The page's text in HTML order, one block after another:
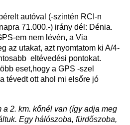
autóval (-szintén RCI-n
71.000.-) irány dél: Dénia.
em nem lévén, a Via
az utakat, azt nyomtatom ki A/4-
eltévedési pontokat.
eset,hogy a GPS -szel
tévedt ott ahol mi elsőre jó
a 2. km. kőnél van (így adja meg
Egy hálószoba, fürdőszoba,